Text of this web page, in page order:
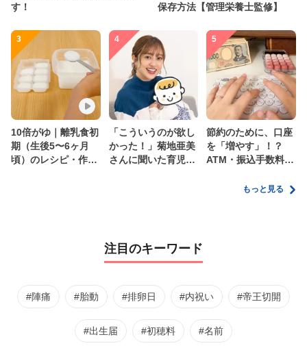
す！
保存方法【管理栄養士監修】
3
10倍がゆ｜離乳食初
期（生後5〜6ヶ月
頃）のレシピ・作り
4
「こういうのが欲し
かった！」菊地亜美
さんに聞いた育児
5
節約のために、口座
を「増やす」！？
ATM・振込手数料の
家計管理術もっと見る
注目のキーワード
#陣痛 #胎動 #排卵日 #内祝い #帝王切開
#出生届 #初穂料 #名前